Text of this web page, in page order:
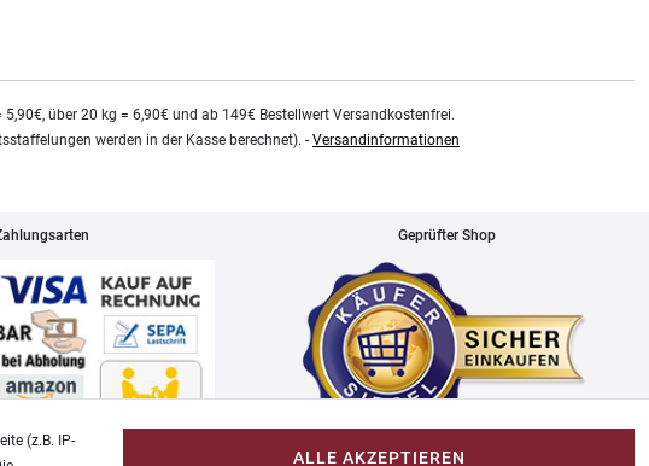
über 20 kg = 6,90€ und ab 149€ Bestellwert Versandkostenfrei.
werden in der Kasse berechnet). - Versandinformationen
Geprüfter Shop
(z.B. IP-
ALLE AKZEPTIEREN